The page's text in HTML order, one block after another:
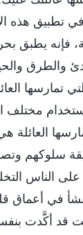
تطبيق هذه
فإنه يطبق
والطرق
تمارسها
مختلف
العائلة
سلوكهم
على الناس
في أعماق
كنت قد أكَّدت